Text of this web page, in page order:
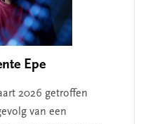
Epe
2026 getroffen
van een